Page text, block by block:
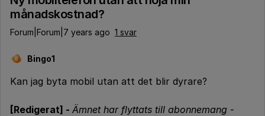
månadskostnad?
Forum|Forum|7 years ago 1 svar
B Bingo1
Kan jag byta mobil utan att det blir dyrare?
[Redigerat] - Ämnet har flyttats till abonnemang -